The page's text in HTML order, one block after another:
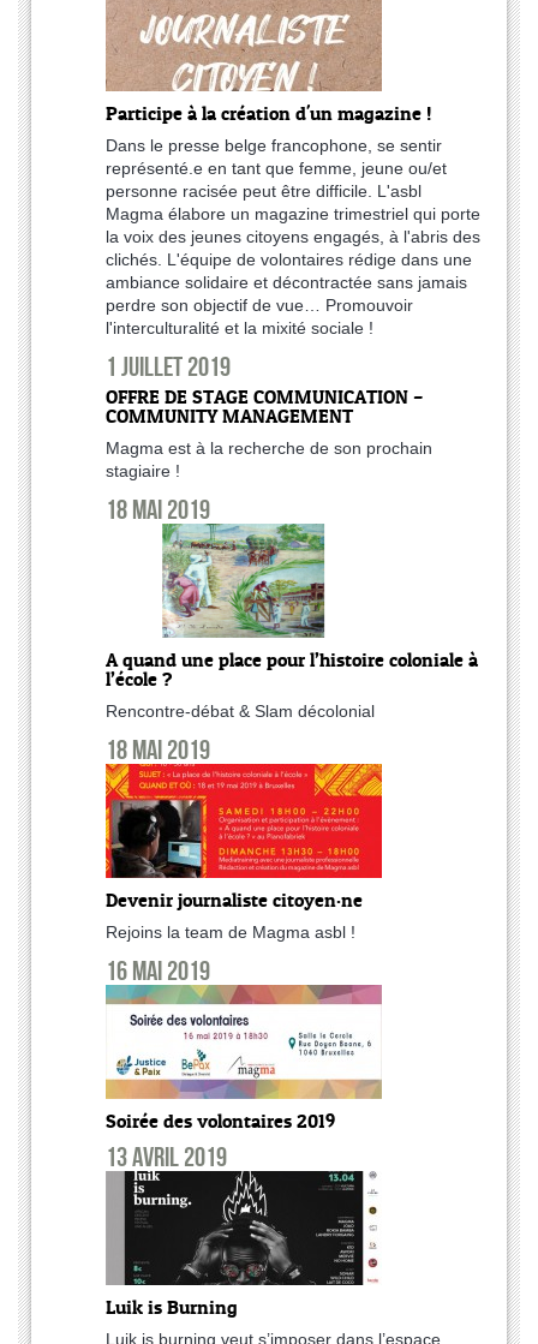
Participe à la création d'un magazine !
Dans le presse belge francophone, se sentir
représenté.e en tant que femme, jeune ou/et
personne racisée peut être difficile. L'asbl
Magma élabore un magazine trimestriel qui porte
la voix des jeunes citoyens engagés, à l'abris des
clichés. L'équipe de volontaires rédige dans une
ambiance solidaire et décontractée sans jamais
perdre son objectif de vue… Promouvoir
l'interculturalité et la mixité sociale !
1 juillet 2019
OFFRE DE STAGE COMMUNICATION –
COMMUNITY MANAGEMENT
Magma est à la recherche de son prochain
stagiaire !
18 mai 2019
A quand une place pour l’histoire coloniale à
l’école ?
Rencontre-débat & Slam décolonial
18 mai 2019
Devenir journaliste citoyen·ne
Rejoins la team de Magma asbl !
16 mai 2019
Soirée des volontaires 2019
13 avril 2019
Luik is Burning
Luik is burning veut s’imposer dans l’espace